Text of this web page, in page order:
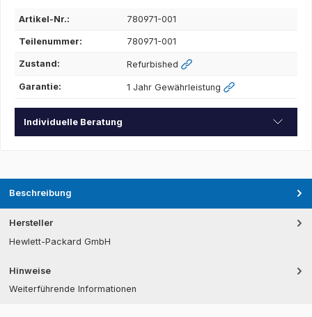
Artikel-Nr.: 780971-001
Teilenummer: 780971-001
Zustand: Refurbished
Garantie: 1 Jahr Gewährleistung
Individuelle Beratung
Beschreibung
Hersteller
Hewlett-Packard GmbH
Hinweise
Weiterführende Informationen